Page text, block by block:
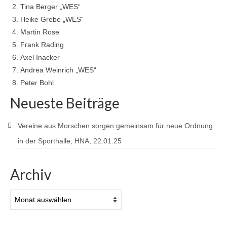
Spielplan-RR
1. Herrenmannschaft
Tabelle Bezirksliga Gr. 4
Spielplan-RR
Tabelle 1. Kreisklasse Süd
Spielplan-RR
Tabelle 2. Kreisklasse Nord
Tina Berger „WES“
Heike Grebe „WES“
Martin Rose
Frank Rading
Axel Inacker
Andrea Weinrich „WES“
Peter Bohl
Neueste Beiträge
Vereine aus Morschen sorgen gemeinsam für neue Ordnung
in der Sporthalle, HNA, 22.01.25
Archiv